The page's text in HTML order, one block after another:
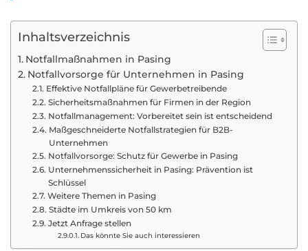
Inhaltsverzeichnis
Notfallmaßnahmen in Pasing
Notfallvorsorge für Unternehmen in Pasing
Effektive Notfallpläne für Gewerbetreibende
Sicherheitsmaßnahmen für Firmen in der Region
Notfallmanagement: Vorbereitet sein ist entscheidend
Maßgeschneiderte Notfallstrategien für B2B-
Unternehmen
Notfallvorsorge: Schutz für Gewerbe in Pasing
Unternehmenssicherheit in Pasing: Prävention ist
Schlüssel
Weitere Themen in Pasing
Städte im Umkreis von 50 km
Jetzt Anfrage stellen
Das könnte Sie auch interessieren